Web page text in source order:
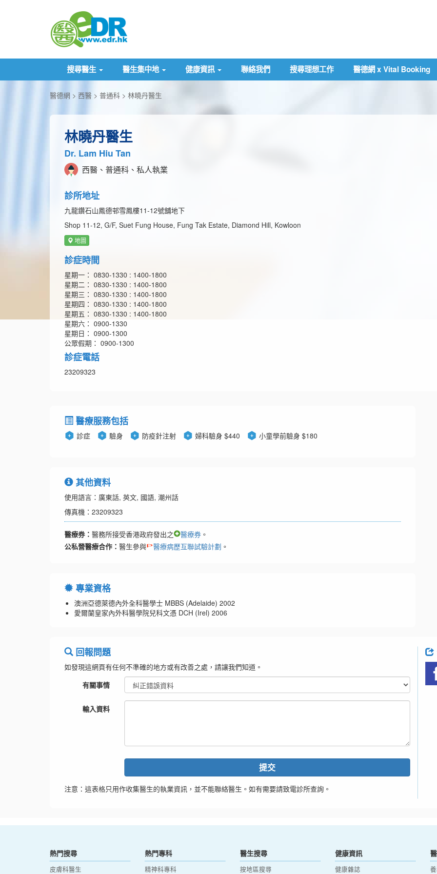
搜尋醫生 醫生集中地 健康資訊 聯絡我們 搜尋理想工作 醫德網 x Vital Booking
醫德網 西醫 普通科 林曉丹醫生
林曉丹醫生
Dr. Lam Hiu Tan
西醫、普通科、私人執業
診所地址
九龍鑽石山鳳德邨雪鳳樓11-12號舖地下
Shop 11-12, G/F, Suet Fung House, Fung Tak Estate, Diamond Hill, Kowloon
地圖
診症時間
星期一： 0830-1330 : 1400-1800
星期二： 0830-1330 : 1400-1800
星期三： 0830-1330 : 1400-1800
星期四： 0830-1330 : 1400-1800
星期五： 0830-1330 : 1400-1800
星期六： 0900-1330
星期日： 0900-1300
公眾假期： 0900-1300
診症電話
23209323
醫療服務包括
診症 驗身 防疫針注射 婦科驗身 $440 小童學前驗身 $180
其他資料
使用語言：廣東話, 英文, 國語, 潮州話
傳真機：23209323
醫療券： 醫務所接受香港政府發出之 醫療券 。
公私營醫療合作： 醫生參與 醫療病歷互聯試驗計劃 。
專業資格
澳洲亞德萊德內外全科醫學士 MBBS (Adelaide) 2002
愛爾蘭皇家內外科醫學院兒科文憑 DCH (Irel) 2006
回報問題
如發現這網頁有任何不準確的地方或有改善之處，請讓我們知道。
有關事情
輸入資料
提交
注意：這表格只用作收集醫生的執業資訊，並不能聯絡醫生。如有需要請致電診所查詢。
熱門搜尋
皮膚科醫生
熱門專科
精神科專科
醫生搜尋
按地區搜尋
健康資訊
健康雜誌